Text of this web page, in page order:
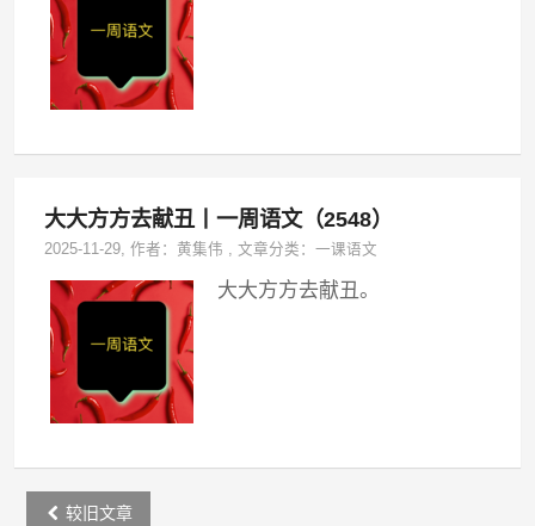
大大方方去献丑丨一周语文（2548）
2025-11-29, 作者：黄集伟 ,文章分类：一课语文
大大方方去献丑。
Post较旧文章